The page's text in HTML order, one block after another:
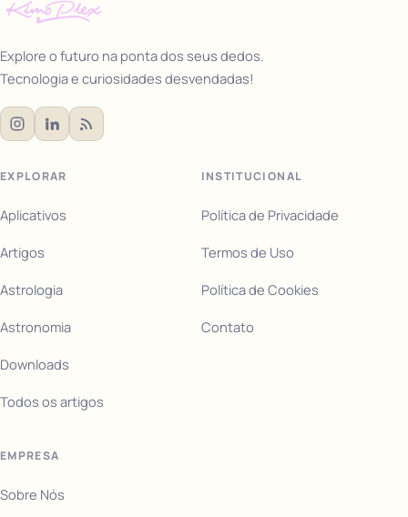
Explore o futuro na ponta dos seus dedos.
Tecnologia e curiosidades desvendadas!
EXPLORAR
Aplicativos
Artigos
Astrologia
Astronomia
Downloads
Todos os artigos
INSTITUCIONAL
Política de Privacidade
Termos de Uso
Política de Cookies
Contato
EMPRESA
Sobre Nós